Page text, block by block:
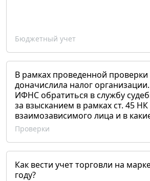
Бюджетный учет
В рамках проведенной
доначислила налог
ИФНС обратиться в службу
за взысканием в рамках ст. 45
взаимозависимого лица и в
Проверки
Как вести учет торговли на
году?